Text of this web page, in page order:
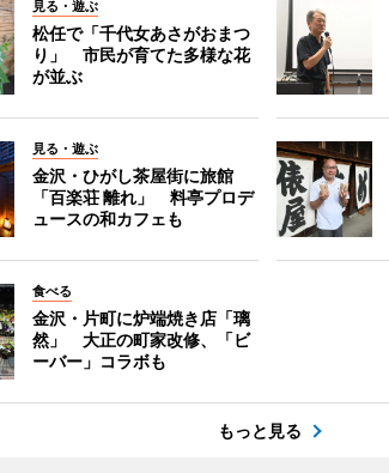
見る・遊ぶ
松任で「千代女あさがおまつ
り」 市民が育てた多様な花
が並ぶ
見る・遊ぶ
金沢・ひがし茶屋街に旅館
「百楽荘 離れ」 料亭プロデ
ュースの和カフェも
食べる
金沢・片町に炉端焼き店「璃
然」 大正の町家改修、「ビ
ーバー」コラボも
もっと見る